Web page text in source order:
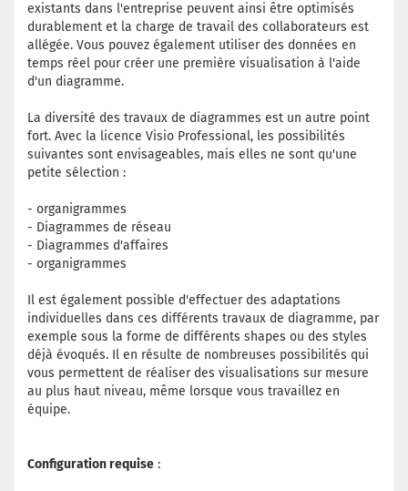
existants dans l'entreprise peuvent ainsi être optimisés
durablement et la charge de travail des collaborateurs est
allégée. Vous pouvez également utiliser des données en
temps réel pour créer une première visualisation à l'aide
d'un diagramme.
La diversité des travaux de diagrammes est un autre point
fort. Avec la licence Visio Professional, les possibilités
suivantes sont envisageables, mais elles ne sont qu'une
petite sélection :
- organigrammes
- Diagrammes de réseau
- Diagrammes d'affaires
- organigrammes
Il est également possible d'effectuer des adaptations
individuelles dans ces différents travaux de diagramme, par
exemple sous la forme de différents shapes ou des styles
déjà évoqués. Il en résulte de nombreuses possibilités qui
vous permettent de réaliser des visualisations sur mesure
au plus haut niveau, même lorsque vous travaillez en
équipe.
Configuration requise :